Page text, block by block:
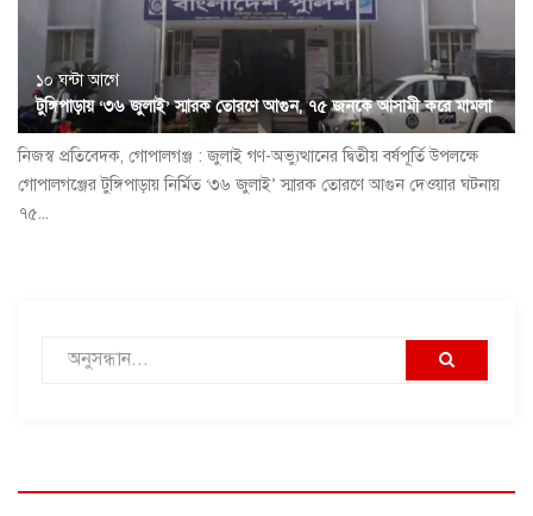
১০ ঘন্টা আগে
টুঙ্গিপাড়ায় ‘৩৬ জুলাই’ স্মারক তোরণে আগুন, ৭৫ জনকে আসামী করে মামলা
নিজস্ব প্রতিবেদক, গোপালগঞ্জ : জুলাই গণ-অভ্যুত্থানের দ্বিতীয় বর্ষপূর্তি উপলক্ষে
গোপালগঞ্জের টুঙ্গিপাড়ায় নির্মিত ‘৩৬ জুলাই’ স্মারক তোরণে আগুন দেওয়ার ঘটনায়
৭৫...